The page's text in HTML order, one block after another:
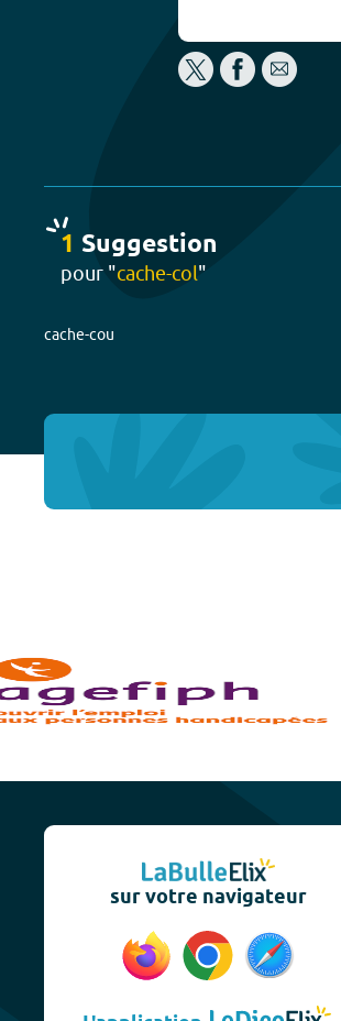
1 Suggestion
pour "cache-col"
cache-cou
sur votre navigateur